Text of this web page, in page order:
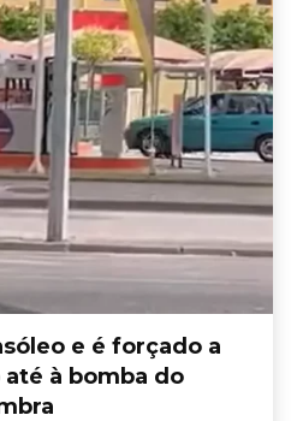
e é forçado a
à bomba do